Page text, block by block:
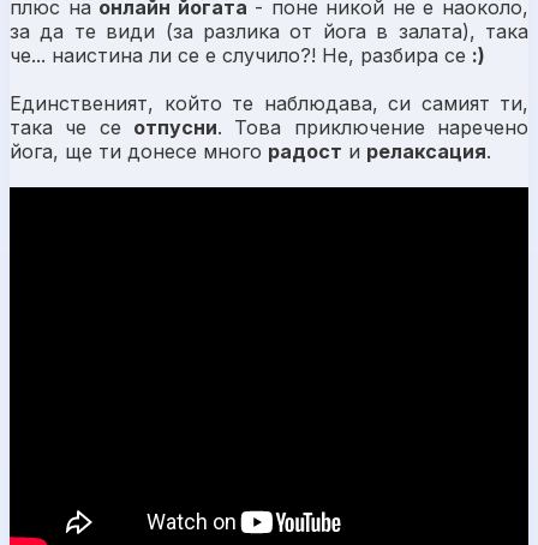
плюс на онлайн йогата - поне никой не е наоколо,
за да те види (за разлика от йога в залата), така
че... наистина ли се е случило?! Не, разбира се :)
Единственият, който те наблюдава, си самият ти,
така че се отпусни. Това приключение наречено
йога, ще ти донесе много радост и релаксация.